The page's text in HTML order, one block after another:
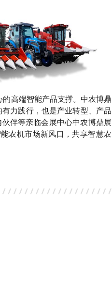
高端智能产品支撑。中农博鼎
力践行，也是产业转型、产品
伴等亲临会展中心中农博鼎展
农机市场新风口，共享智慧农